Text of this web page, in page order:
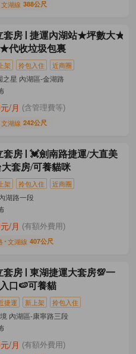
文湖線 388公尺
套房
捷運內湖站★坪數大★
代收垃圾包裏
架 拎包入住 近商圈
之星 內湖區-金湖路
元/月 (含管理費等)
文湖線 242公尺
套房
💓劍南路捷運/大直美
大套房/可養貓咪
架 拎包入住 近商圈
湖路一段
元/月 (有額外費用)
文湖線 407公尺
套房
東湖捷運大套房💯一
口🍉可養貓
捷運 新上架 拎包入住
內湖區-康寧路三段
元/月 (有額外費用)